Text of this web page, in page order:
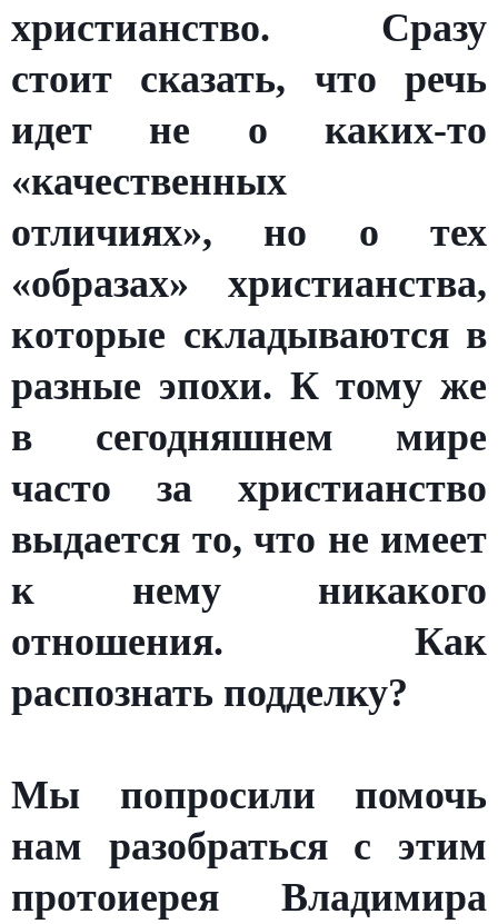
христианство. Сразу
стоит сказать, что речь
идет не о каких-то
«качественных
отличиях», но о тех
«образах» христианства,
которые складываются в
разные эпохи. К тому же
в сегодняшнем мире
часто за христианство
выдается то, что не имеет
к нему никакого
отношения. Как
распознать подделку?
Мы попросили помочь
нам разобраться с этим
протоиерея Владимира